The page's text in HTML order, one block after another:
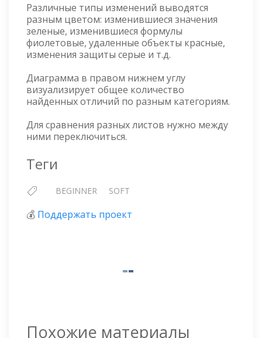
Различные типы изменений выводятся
разным цветом: изменившиеся значения
зеленые, изменившиеся формулы
фиолетовые, удаленные объекты красные,
изменения защиты серые и т.д.
Диаграмма в правом нижнем углу
визуализирует общее количество
найденных отличий по разным категориям.
Для сравнения разных листов нужно между
ними переключиться.
Теги
BEGINNER SOFT
💰 Поддержать проект
Похожие материалы